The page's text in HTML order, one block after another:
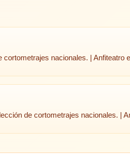
nacionales. | Anfiteatro
de cortometrajes nacionales. |